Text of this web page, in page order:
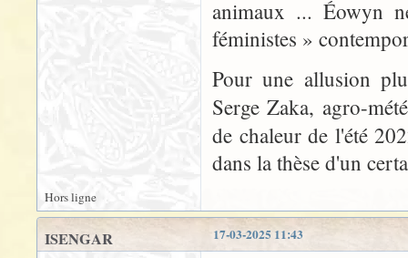
animaux ... Éowyn
féministes »
Pour une allusion
Serge Zaka, agro-
de chaleur de l'été
dans la thèse d'un
Hors ligne
17-03-2025 11:43
ISENGAR